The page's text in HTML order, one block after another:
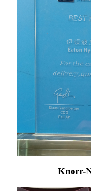
Knorr-